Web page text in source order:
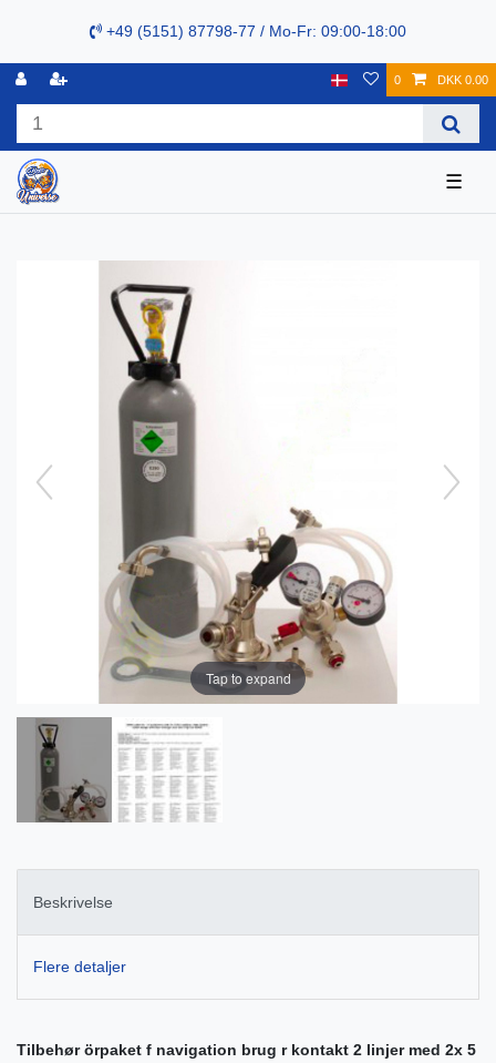
+49 (5151) 87798-77 / Mo-Fr: 09:00-18:00
0 DKK 0.00
☰
Tap to expand
Beskrivelse
Flere detaljer
Tilbehør örpaket f navigation brug r kontakt 2 linjer med 2x 5